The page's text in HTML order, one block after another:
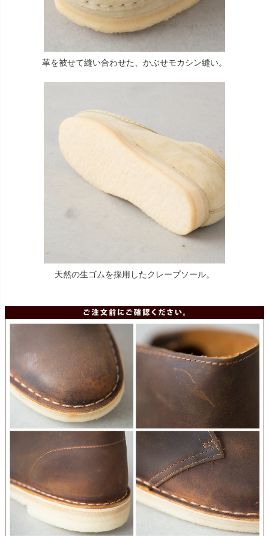
革を被せて縫い合わせた、かぶせモカシン縫い。
天然の生ゴムを採用したクレープソール。